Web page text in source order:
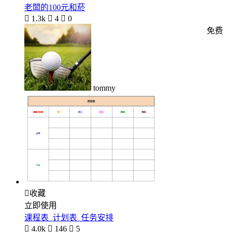
老闆的100元和菸
 1.3k  4  0
tommy
免费
收藏
立即使用
课程表_计划表_任务安排
 4.0k  146  5